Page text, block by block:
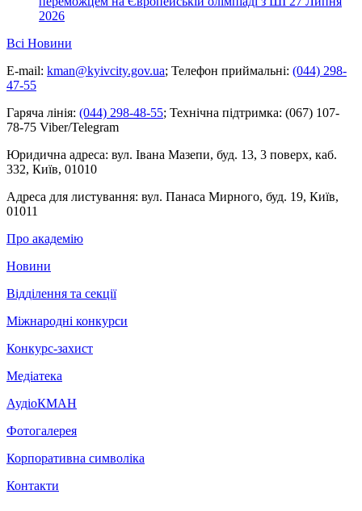
2026
Всі Новини
E-mail: kman@kyivcity.gov.ua; Телефон приймальні: (044) 298-
47-55
Гаряча лінія: (044) 298-48-55; Технічна підтримка: (067) 107-
78-75 Viber/Telegram
Юридична адреса: вул. Івана Мазепи, буд. 13, 3 поверх, каб.
332, Київ, 01010
Адреса для листування: вул. Панаса Мирного, буд. 19, Київ,
01011
Про академію
Новини
Відділення та секції
Міжнародні конкурси
Конкурс-захист
Медіатека
АудіоКМАН
Фотогалерея
Корпоративна символіка
Контакти